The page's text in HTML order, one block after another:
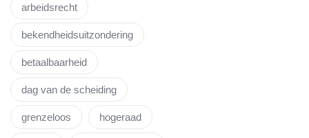
arbeidsrecht
bekendheidsuitzondering
betaalbaarheid
dag van de scheiding
grenzeloos hogeraad